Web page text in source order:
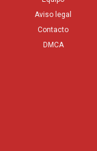
Aviso legal
Contacto
DMCA